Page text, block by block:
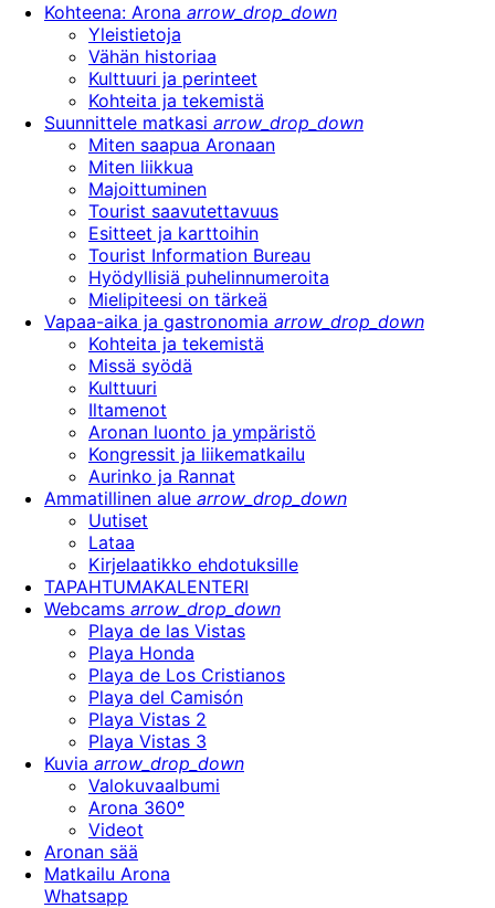
Kohteena: Arona arrow_drop_down
Yleistietoja
Vähän historiaa
Kulttuuri ja perinteet
Kohteita ja tekemistä
Suunnittele matkasi arrow_drop_down
Miten saapua Aronaan
Miten liikkua
Majoittuminen
Tourist saavutettavuus
Esitteet ja karttoihin
Tourist Information Bureau
Hyödyllisiä puhelinnumeroita
Mielipiteesi on tärkeä
Vapaa-aika ja gastronomia arrow_drop_down
Kohteita ja tekemistä
Missä syödä
Kulttuuri
Iltamenot
Aronan luonto ja ympäristö
Kongressit ja liikematkailu
Aurinko ja Rannat
Ammatillinen alue arrow_drop_down
Uutiset
Lataa
Kirjelaatikko ehdotuksille
TAPAHTUMAKALENTERI
Webcams arrow_drop_down
Playa de las Vistas
Playa Honda
Playa de Los Cristianos
Playa del Camisón
Playa Vistas 2
Playa Vistas 3
Kuvia arrow_drop_down
Valokuvaalbumi
Arona 360º
Videot
Aronan sää
Matkailu Arona
Whatsapp